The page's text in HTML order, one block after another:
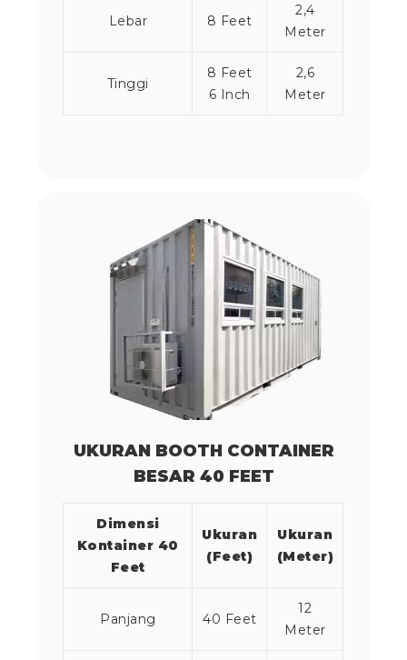
Lebar 8 Feet
2,4
Meter
Tinggi
8 Feet
6 Inch
2,6
Meter
UKURAN BOOTH CONTAINER
BESAR 40 FEET
Dimensi
Kontainer 40
Feet
Ukuran
(Feet)
Ukuran
(Meter)
Panjang 40 Feet
12
Meter